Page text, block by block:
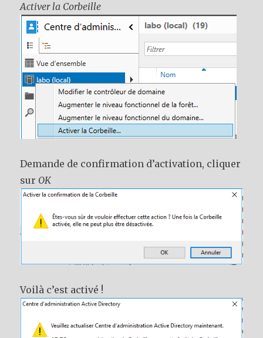
Activer la Corbeille
Demande de confirmation d’activation, cliquer
sur OK
Voilà c’est activé !